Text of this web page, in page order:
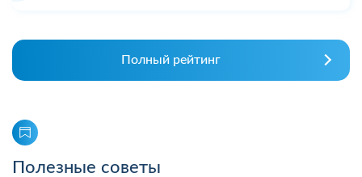
Полный рейтинг
Полезные советы